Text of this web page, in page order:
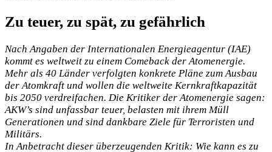
Zu teuer, zu spät, zu gefährlich
Nach Angaben der Internationalen Energieagentur (IAE)
kommt es weltweit zu einem Comeback der Atomenergie.
Mehr als 40 Länder verfolgten konkrete Pläne zum Ausbau
der Atomkraft und wollen die weltweite Kernkraftkapazität
bis 2050 verdreifachen. Die Kritiker der Atomenergie sagen:
AKW’s sind unfassbar teuer, belasten mit ihrem Müll
Generationen und sind dankbare Ziele für Terroristen und
Militärs.
In Anbetracht dieser überzeugenden Kritik: Wie kann es zu